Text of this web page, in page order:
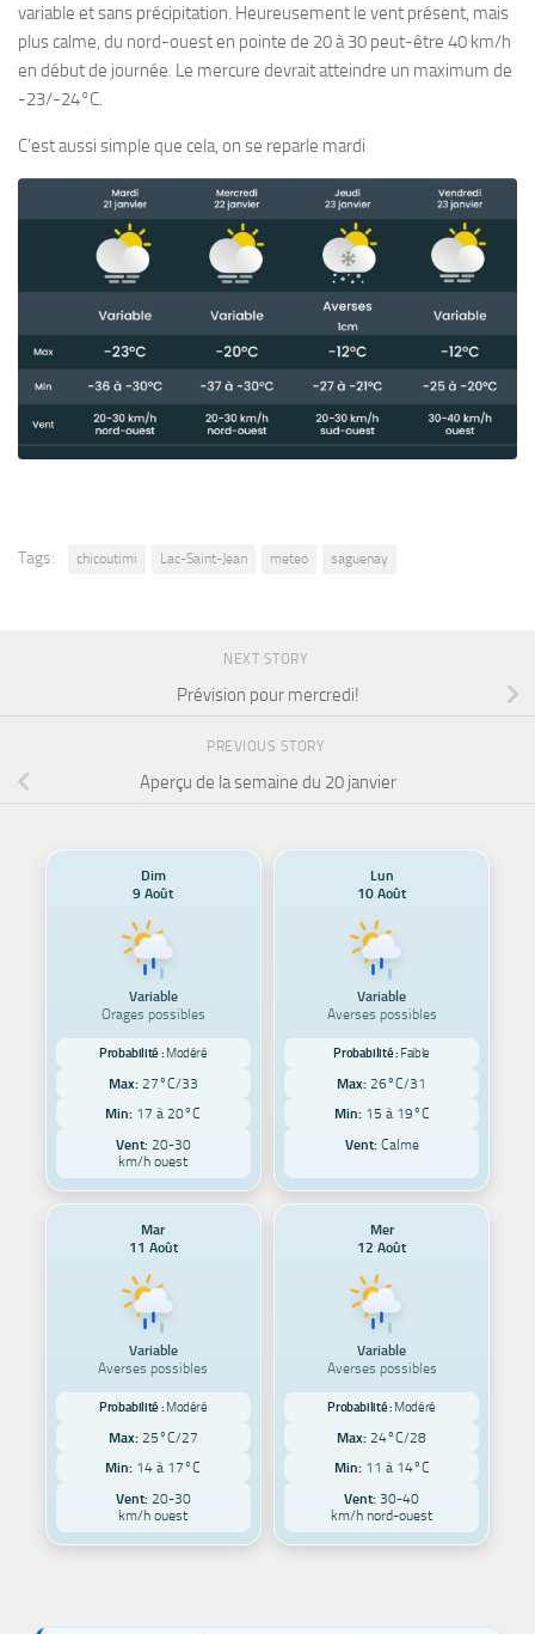
variable et sans précipitation. Heureusement le vent présent, mais
plus calme, du nord-ouest en pointe de 20 à 30 peut-être 40 km/h
en début de journée. Le mercure devrait atteindre un maximum de
-23/-24°C.
C’est aussi simple que cela, on se reparle mardi
Tags: chicoutimi Lac-Saint-Jean meteo saguenay
NEXT STORY
Prévision pour mercredi!
PREVIOUS STORY
Aperçu de la semaine du 20 janvier
Dim
9 Août
Variable
Orages possibles
Probabilité : Modéré
Max: 27°C/33
Min: 17 à 20°C
Vent:20-30
km/h ouest
Lun
10 Août
Variable
Averses possibles
Probabilité : Faible
Max: 26°C/31
Min: 15 à 19°C
Vent:Calme
Mar
11 Août
Variable
Averses possibles
Probabilité : Modéré
Max: 25°C/27
Min: 14 à 17°C
Vent:20-30
km/h ouest
Mer
12 Août
Variable
Averses possibles
Probabilité : Modéré
Max: 24°C/28
Min: 11 à 14°C
Vent: 30-40
km/h nord-ouest